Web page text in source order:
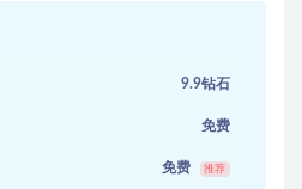
9.9钻石
免费
免费 推荐